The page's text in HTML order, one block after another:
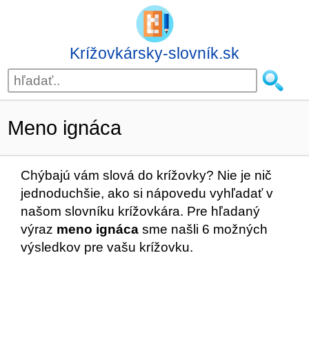
Krížovkársky-slovník.sk
Meno ignáca
Chýbajú vám slová do krížovky? Nie je nič
jednoduchšie, ako si nápovedu vyhľadať v
našom slovníku krížovkára. Pre hľadaný
výraz meno ignáca sme našli 6 možných
výsledkov pre vašu krížovku.